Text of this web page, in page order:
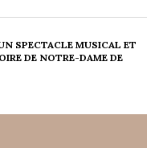
SPECTACLE MUSICAL ET
DE NOTRE-DAME DE